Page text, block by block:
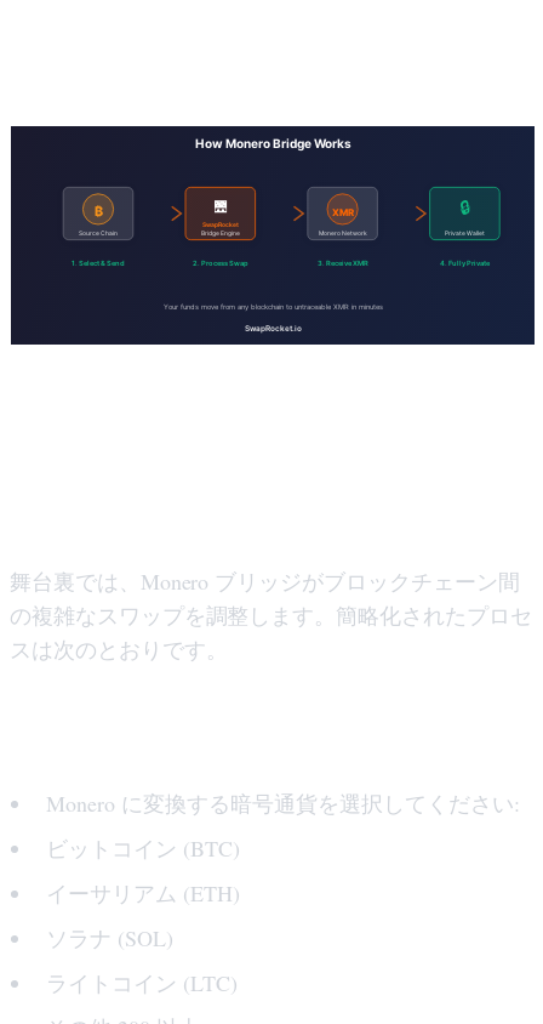
舞台裏では、Monero ブリッジがブロックチェーン間
の複雑なスワップを調整します。簡略化されたプロセ
スは次のとおりです。
Monero に変換する暗号通貨を選択してください:
ビットコイン (BTC)
イーサリアム (ETH)
ソラナ (SOL)
ライトコイン (LTC)